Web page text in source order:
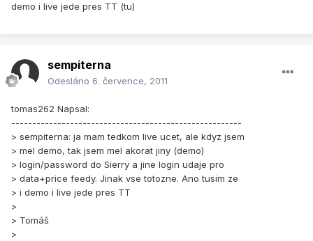
demo i live jede pres TT (tu)
sempiterna
Odesláno 6. července, 2011
tomas262 Napsal:
-------------------------------------------------------
> sempiterna: ja mam tedkom live ucet, ale kdyz jsem
> mel demo, tak jsem mel akorat jiny (demo)
> login/password do Sierry a jine login udaje pro
> data+price feedy. Jinak vse totozne. Ano tusim ze
> i demo i live jede pres TT
>
> Tomáš
>